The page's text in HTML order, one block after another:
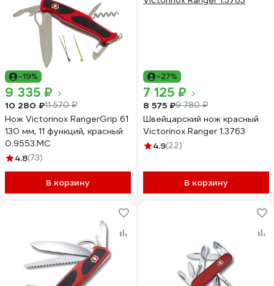
-19%
9 335 ₽
10 280 ₽11 570 ₽
Нож Victorinox RangerGrip 61
130 мм, 11 функций, красный
0.9553.MC
4.8(73)
В корзину
-27%
7 125 ₽
8 575 ₽9 780 ₽
Швейцарский нож красный
Victorinox Ranger 1.3763
4.9(22)
В корзину